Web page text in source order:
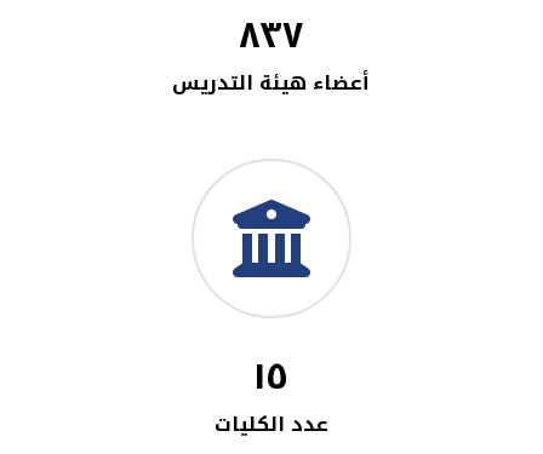
٨٣٧
أعضاء هيئة التدريس
١٥
عدد الكليات